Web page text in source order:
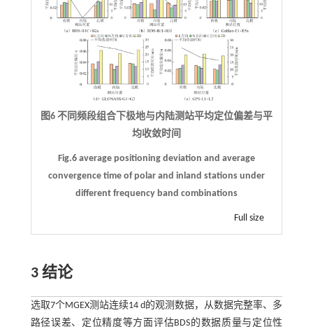
图6 不同频段组合下极地与内陆测站平均定位偏差与平
均收敛时间
Fig.6 average positioning deviation and average
convergence time of polar and inland stations under
different frequency band combinations
Full size
3 结论
选取7个MGEX测站连续14 d的观测数据，从数据完整率、多
路径误差、定位精度等方面评估BDS的数据质量与定位性